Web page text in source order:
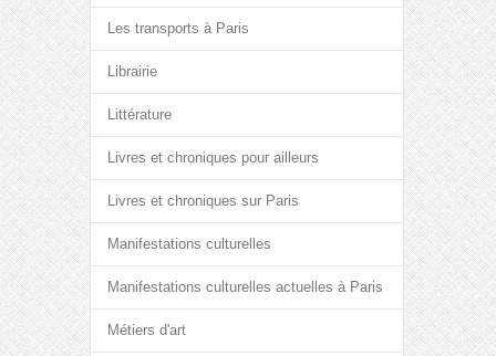
Les transports à Paris
Librairie
Littérature
Livres et chroniques pour ailleurs
Livres et chroniques sur Paris
Manifestations culturelles
Manifestations culturelles actuelles à Paris
Métiers d'art